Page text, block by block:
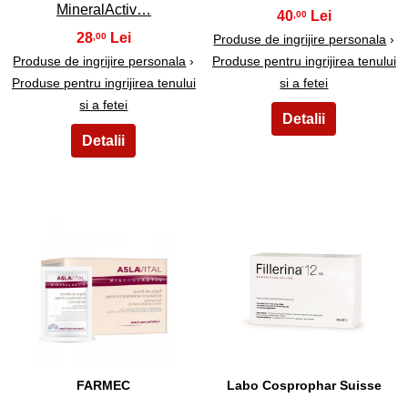
MineralActiv…
28 ,00
Produse de ingrijire personala ›
Produse pentru ingrijirea tenului
si a fetei
40,00
Produse de ingrijire personala ›
Produse pentru ingrijirea tenului
si a fetei
FARMEC Labo Cosprophar Suisse